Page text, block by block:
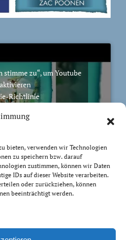
bieten, verwenden wir Technologien
zu speichern bzw. darauf
zustimmen, können wir Daten
IDs auf dieser Website verarbeiten.
oder zurückziehen, können
beeinträchtigt werden.
stimme zu“, um Youtube
Richtlinie
zu
Ich habe es getan; ich
erretten.